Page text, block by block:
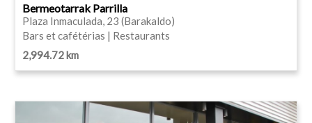
Bermeotarrak Parrilla
Plaza Inmaculada, 23 (Barakaldo)
Bars et cafétérias | Restaurants
2,994.72 km